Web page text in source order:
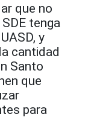
que no
tenga
y
cantidad
Santo
que
para